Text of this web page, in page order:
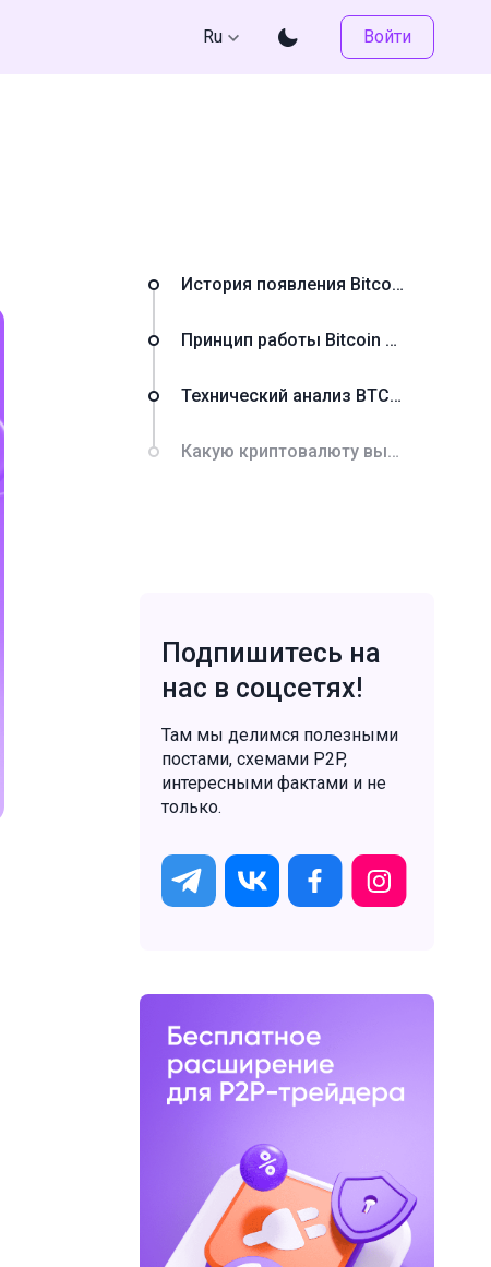
Ru Войти
История появления Bitcoin и Ethereum
Принцип работы Bitcoin и Ethereum
Технический анализ BTC и ETH
Какую криптовалюту выбрать для инвестиций
Подпишитесь на
нас в соцсетях!
Там мы делимся полезными
постами, схемами P2P,
интересными фактами и не
только.